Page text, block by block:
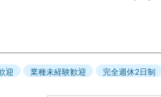
迎 業種未経験歓迎 完全週休2日制